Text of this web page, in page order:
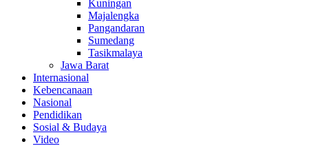
Kuningan
Majalengka
Pangandaran
Sumedang
Tasikmalaya
Jawa Barat
Internasional
Kebencanaan
Nasional
Pendidikan
Sosial & Budaya
Video